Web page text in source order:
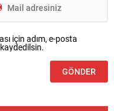
için adım, e-posta